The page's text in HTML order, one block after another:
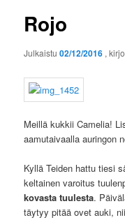
Rojo
Julkaistu02/12/2016 ,
Meillä kukkii Camelia!
aamutaivaalla auringon
Kyllä Teiden hattu tiesi
keltainen varoitus
kovasta tuulesta.
täytyy pitää ovet auki,